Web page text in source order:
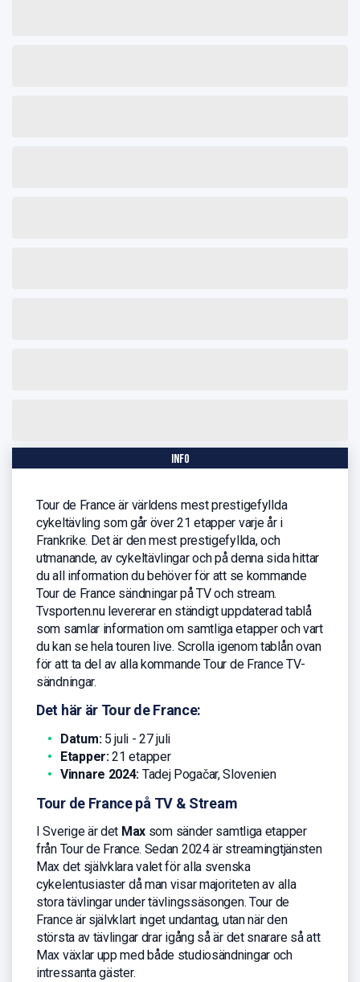
info
Tour de France är världens mest prestigefyllda
cykeltävling som går över 21 etapper varje år i
Frankrike. Det är den mest prestigefyllda, och
utmanande, av cykeltävlingar och på denna sida hittar
du all information du behöver för att se kommande
Tour de France sändningar på TV och stream.
Tvsporten.nu levererar en ständigt uppdaterad tablå
som samlar information om samtliga etapper och vart
du kan se hela touren live. Scrolla igenom tablån ovan
för att ta del av alla kommande Tour de France TV-
sändningar.
Det här är Tour de France:
Datum:5 juli - 27 juli
Etapper:21 etapper
Vinnare 2024: Tadej Pogačar, Slovenien
Tour de France på TV & Stream
I Sverige är det Max som sänder samtliga etapper
från Tour de France. Sedan 2024 är streamingtjänsten
Max det självklara valet för alla svenska
cykelentusiaster då man visar majoriteten av alla
stora tävlingar under tävlingssäsongen. Tour de
France är självklart inget undantag, utan när den
största av tävlingar drar igång så är det snarare så att
Max växlar upp med både studiosändningar och
intressanta gäster.